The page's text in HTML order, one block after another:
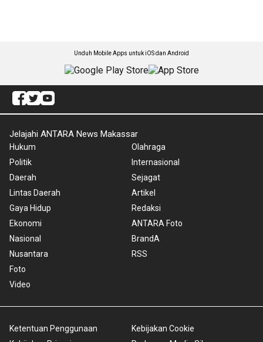
Unduh Mobile Apps untuk iOS dan Android
Jelajahi ANTARA News Makassar
Hukum
Politik
Daerah
Lintas Daerah
Gaya Hidup
Ekonomi
Nasional
Nusantara
Foto
Video
Olahraga
Internasional
Sejagat
Artikel
Redaksi
ANTARA Foto
BrandA
RSS
Ketentuan Penggunaan
Kebijakan Cookie